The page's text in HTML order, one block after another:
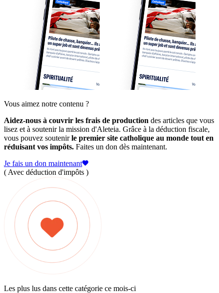
Vous aimez notre contenu ?
Aidez-nous à couvrir les frais de production des articles que vous
lisez et à soutenir la mission d'Aleteia. Grâce à la déduction fiscale,
vous pouvez soutenirle premier site catholique au monde tout en
réduisant vos impôts. Faites un don dès maintenant.
Je fais un don maintenant
( Avec déduction d'impôts )
Les plus lus dans cette catégorie ce mois-ci